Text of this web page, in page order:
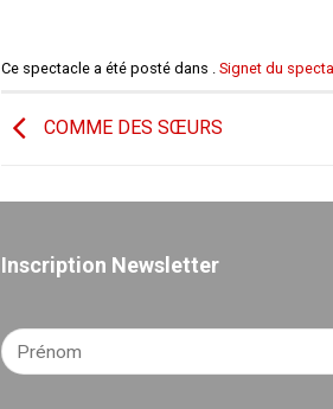
Ce spectacle a été posté dans . Signet du
COMME DES SŒURS
Inscription Newsletter